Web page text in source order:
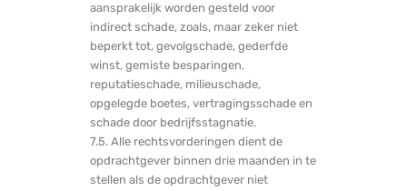
aansprakelijk worden gesteld voor
indirect schade, zoals, maar zeker niet
beperkt tot, gevolgschade, gederfde
winst, gemiste besparingen,
reputatieschade, milieuschade,
opgelegde boetes, vertragingsschade en
schade door bedrijfsstagnatie.
7.5. Alle rechtsvorderingen dient de
opdrachtgever binnen drie maanden in te
stellen als de opdrachtgever niet